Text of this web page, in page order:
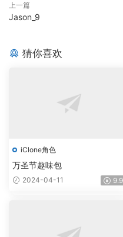
上一篇
Jason_9
猜你喜欢
iClone角色
万圣节趣味包
2024-04-11 9.9